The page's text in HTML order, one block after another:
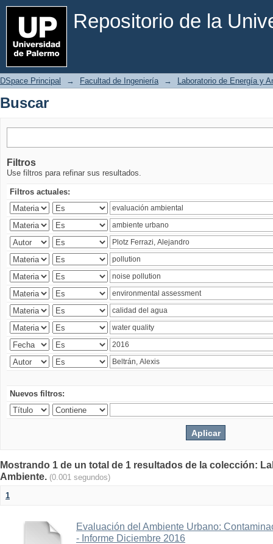
Repositorio de la
Buscar
DSpace Principal → Facultad de Ingeniería → Laboratorio de Energía y
Buscar
Filtros
Use filtros para refinar sus resultados.
Filtros actuales:
Nuevos filtros:
Mostrando 1 de un total de 1 resultados de la colección:
Ambiente. (0.001 segundos)
1
Evaluación del Ambiente Urbano:
- Informe Diciembre 2016